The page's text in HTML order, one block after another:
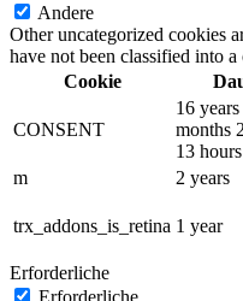
Andere
Other uncategorized cookies
have not been classified into a
Cookie
CONSENT
16
months
13 hours
m 2 years
trx_addons_is_retina 1 year
Erforderliche
Erforderliche